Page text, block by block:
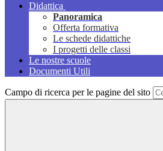
Didattica
Panoramica
Offerta formativa
Le schede didattiche
I progetti delle classi
Le nostre scuole
Documenti Utili
Campo di ricerca per le pagine del sito